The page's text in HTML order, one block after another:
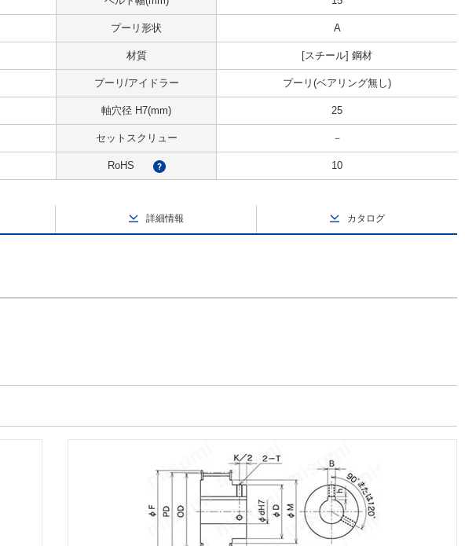
プーリ形状 A
材質 [スチール] 鋼材
プーリ/アイドラー プーリ(ベアリング無し)
軸穴径 H7(mm) 25
セットスクリュー －
RoHS ? 10
詳細情報 カタログ